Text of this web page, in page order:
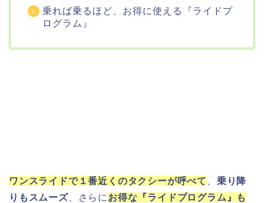
乗れば乗るほど、お得に使える『ライドプ
ログラム』
ワンスライドで１番近くのタクシーが呼べて
乗り降
りもスムーズ、さらに お得な『ライドプログラム』も